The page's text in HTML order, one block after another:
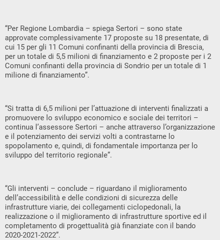
“Per Regione Lombardia – spiega Sertori – sono state
approvate complessivamente 17 proposte su 18 presentate, di
cui 15 per gli 11 Comuni confinanti della provincia di Brescia,
per un totale di 5,5 milioni di finanziamento e 2 proposte per i 2
Comuni confinanti della provincia di Sondrio per un totale di 1
milione di finanziamento”.
“Si tratta di 6,5 milioni per l’attuazione di interventi finalizzati a
promuovere lo sviluppo economico e sociale dei territori –
continua l’assessore Sertori – anche attraverso l’organizzazione
e il potenziamento dei servizi volti a contrastarne lo
spopolamento e, quindi, di fondamentale importanza per lo
sviluppo del territorio regionale”.
“Gli interventi – conclude – riguardano il miglioramento
dell’accessibilità e delle condizioni di sicurezza delle
infrastrutture viarie, dei collegamenti ciclopedonali, la
realizzazione o il miglioramento di infrastrutture sportive ed il
completamento di progettualità già finanziate con il bando
2020-2021-2022”.